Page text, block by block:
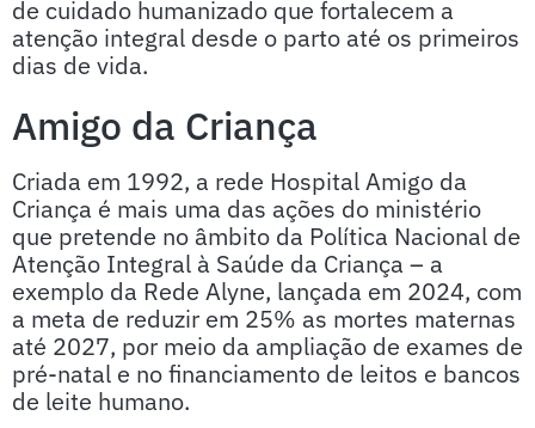
de cuidado humanizado que fortalecem a
atenção integral desde o parto até os primeiros
dias de vida.
Amigo da Criança
Criada em 1992, a rede Hospital Amigo da
Criança é mais uma das ações do ministério
que pretende no âmbito da Política Nacional de
Atenção Integral à Saúde da Criança – a
exemplo da Rede Alyne, lançada em 2024, com
a meta de reduzir em 25% as mortes maternas
até 2027, por meio da ampliação de exames de
pré-natal e no financiamento de leitos e bancos
de leite humano.